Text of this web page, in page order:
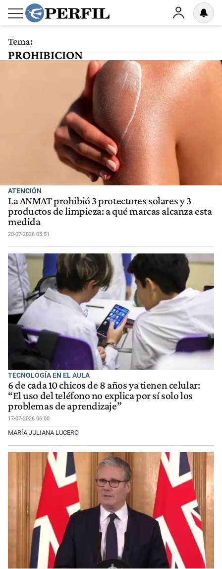
Tema:
PROHIBICION
ATENCIÓN
La ANMAT prohibió 3 protectores solares y 3
productos de limpieza: a qué marcas alcanza esta
medida
20-07-2026 05:51
TECNOLOGÍA EN EL AULA
6 de cada 10 chicos de 8 años ya tienen celular:
“El uso del teléfono no explica por sí solo los
problemas de aprendizaje”
17-07-2026 06:00
MARÍA JULIANA LUCERO